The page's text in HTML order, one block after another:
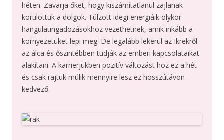
héten. Zavarja őket, hogy kiszámítatlanul zajlanak
körülöttük a dolgok. Túlzott idegi energiáik olykor
hangulatingadozásokhoz vezethetnek, amik inkább a
környezetüket lepi meg. De legalább lekerül az Ikrekről
az álca és őszintébben tudják az emberi kapcsolataikat
alakítani. A karrierjükben pozitív változást hoz ez a hét
és csak rajtuk múlik mennyire lesz ez hosszútávon
kedvező.